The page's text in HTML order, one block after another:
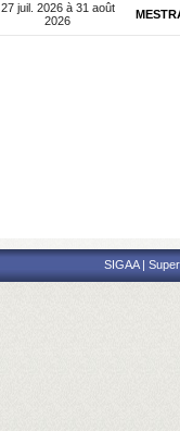
27 juil. 2026 à 31 août
2026
SIGAA |